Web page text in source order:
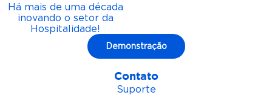
Há mais de uma década
inovando o setor da
Hospitalidade!
Demonstração
Contato
Suporte